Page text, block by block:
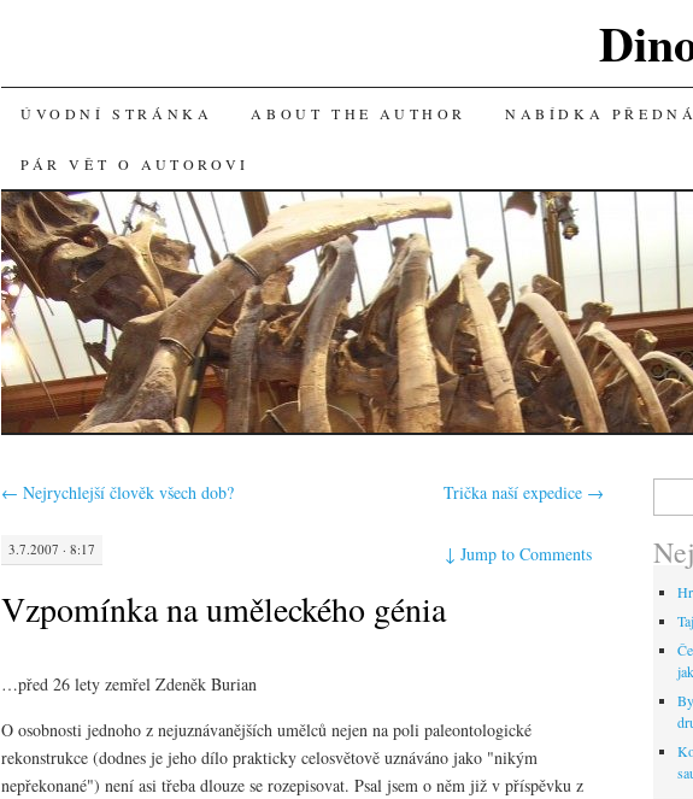
SKIP
TO
CONTENT
ÚVODNÍ STRÁNKA ABOUT THE AUTHOR NABÍDKA
PÁR VĚT O AUTOROVI
← Nejrychlejší člověk všech dob? Trička naší expedice →
3.7.2007 · 8:17 ↓Jump to Comments
Vzpomínka na uměleckého génia
…před 26 lety zemřel Zdeněk Burian
O osobnosti jednoho z nejuznávanějších umělců nejen na poli paleontologické
rekonstrukce (dodnes je jeho dílo prakticky celosvětově uznáváno jako "nikým
nepřekonané") není asi třeba dlouze se rozepisovat. Psal jsem o něm již v příspěvku z